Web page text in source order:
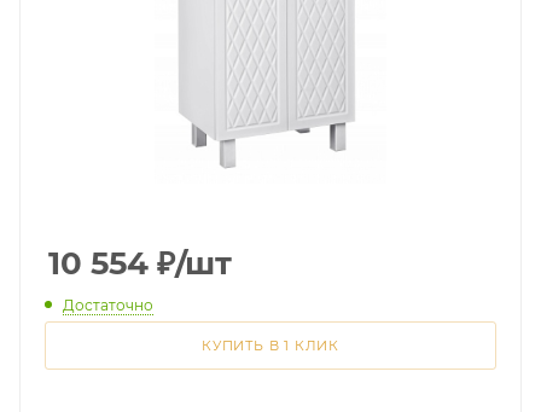
10 554 ₽/шт
Достаточно
КУПИТЬ В 1 КЛИК